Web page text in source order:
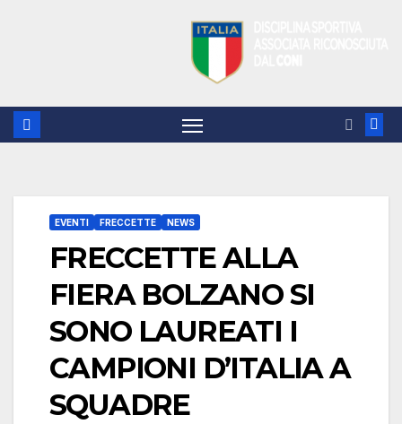
EVENTI FRECCETTE NEWS
FRECCETTE ALLA
FIERA BOLZANO SI
SONO LAUREATI I
CAMPIONI D’ITALIA A
SQUADRE